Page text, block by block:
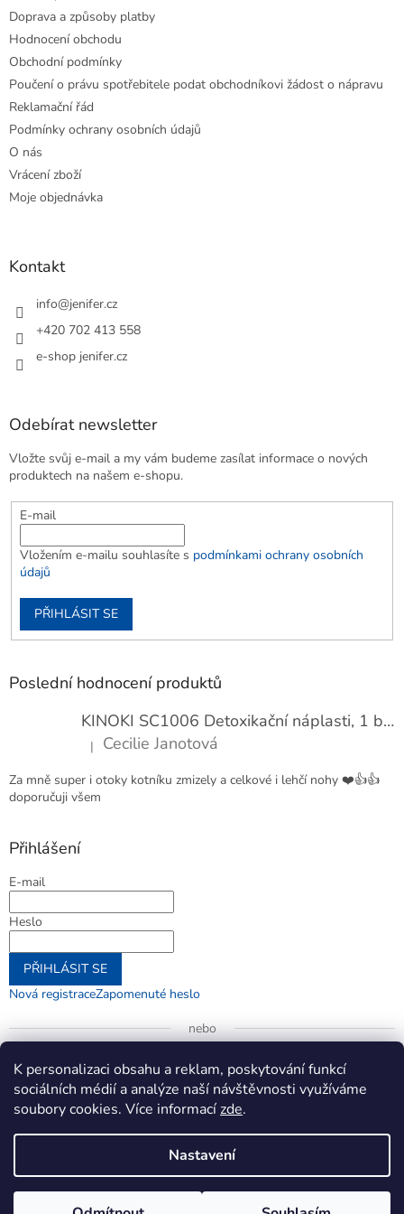
K personalizaci obsahu a reklam, poskytování funkcí
sociálních médií a analýze naší návštěvnosti využíváme
soubory cookies. Více informacízde.
Nastavení
Doprava a způsoby platby
Hodnocení obchodu
Obchodní podmínky
Poučení o právu spotřebitele podat obchodníkovi žádost o nápravu
Reklamační řád
Podmínky ochrany osobních údajů
O nás
Vrácení zboží
Moje objednávka
Kontakt
info@jenifer.cz
+420 702 413 558
e-shop jenifer.cz
Odebírat newsletter
Vložte svůj e-mail a my vám budeme zasílat informace o nových
produktech na našem e-shopu.
E-mail
Vložením e-mailu souhlasíte s podmínkami ochrany osobních
údajů
PŘIHLÁSIT SE
Poslední hodnocení produktů
KINOKI SC1006 Detoxikační náplasti, 1 balení - 10 ks
Hodnocení produktu je 4 z 5 hvězdiček.
| Cecilie Janotová
Za mně super i otoky kotníku zmizely a celkové i lehčí nohy ❤️👍👍
doporučuji všem
Přihlášení
E-mail
Heslo
PŘIHLÁSIT SE
Nová registraceZapomenuté heslo
nebo
Přihlásit se přes Google
. Všechna práva vyhrazena.